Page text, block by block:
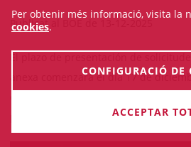
Publicat al BOE de 13-12-2025
anexa comenzará el día 17 de
Per obtenir més informació, visita la
cookies.
CONFIGURACIÓ DE
ACCEPTAR